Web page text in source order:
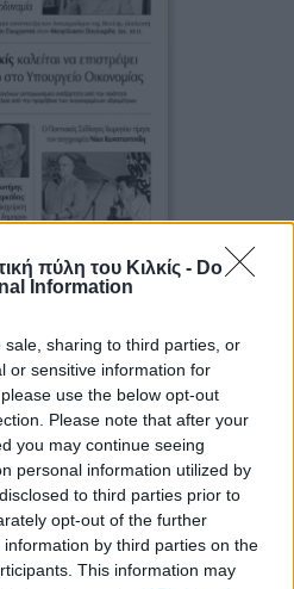
πύλη του Κιλκίς - Do
Information
sharing to third parties, or
or sensitive information for
use the below opt-out
Please note that after your
you may continue seeing
personal information utilized by
to third parties prior to
opt-out of the further
by third parties on the
This information may